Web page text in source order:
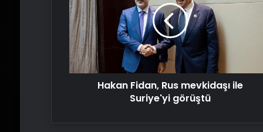
mevkidaşı
ile
Suriye'yi
görüştü
Hakan Fidan, Rus mevkidaşı ile
Suriye'yi görüştü